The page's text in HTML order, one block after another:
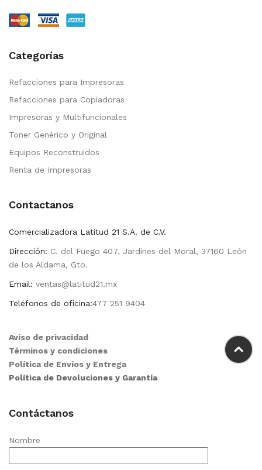
Categorías
Refacciones para Impresoras
Refacciones para Copiadoras
Impresoras y Multifuncionales
Toner Genérico y Original
Equipos Reconstruidos
Renta de Impresoras
Contactanos
Comercializadora Latitud 21 S.A. de C.V.
Dirección: C. del Fuego 407, Jardines del Moral, 37160 León
de los Aldama, Gto.
Email: ventas@latitud21.mx
Teléfonos de oficina:477 251 9404
Aviso de privacidad
Términos y condiciones
Política de Envíos y Entrega
Política de Devoluciones y Garantía
Contáctanos
Nombre